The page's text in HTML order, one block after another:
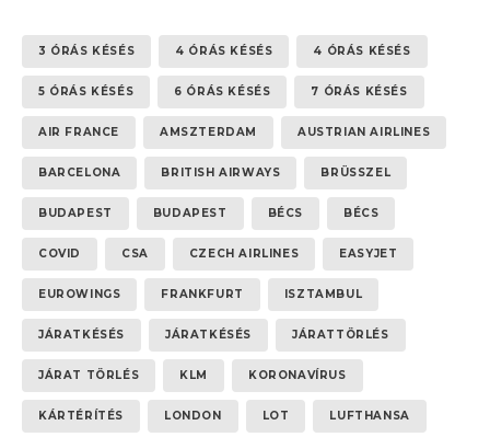
3 ÓRÁS KÉSÉS 4 ÓRÁS KÉSÉS 4 ÓRÁS KÉSÉS
5 ÓRÁS KÉSÉS 6 ÓRÁS KÉSÉS 7 ÓRÁS KÉSÉS
AIR FRANCE AMSZTERDAM AUSTRIAN AIRLINES
BARCELONA BRITISH AIRWAYS BRÜSSZEL
BUDAPEST BUDAPEST BÉCS BÉCS
COVID CSA CZECH AIRLINES EASYJET
EUROWINGS FRANKFURT ISZTAMBUL
JÁRATKÉSÉS JÁRATKÉSÉS JÁRATTÖRLÉS
JÁRAT TÖRLÉS KLM KORONAVÍRUS
KÁRTÉRÍTÉS LONDON LOT LUFTHANSA